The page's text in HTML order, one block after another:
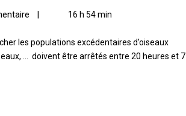
| 16 h 54 min
… doivent être arrêtés entre 20 heures et 7